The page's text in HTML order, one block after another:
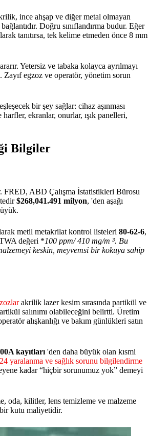
ince ahşap ve diğer metal olmayan
Doğru sınıflandırma budur. Eğer
tanıtırsa, tek kelime etmeden önce 8 mm
Yetersiz ve tabaka kolayca ayrılmayı
egzoz ve operatör, yönetim sorun
bir şey sağlar: cihaz aşınması
ekranlar, onurlar, ışık panelleri,
Bilgiler
FRED, ABD Çalışma İstatistikleri Bürosu
$268,041.491 milyon, 'den aşağı
metil metakrilat kontrol listeleri 80-62-6,
değeri *100 ppm/ 410 mg/m ³. Bu
keskin, meyvemsi bir kokuya sahip
akrilik lazer kesim sırasında partikül ve
salınımı olabileceğini belirtti. Üretim
alışkanlığı ve bakım günlükleri satın
kayıtları 'den daha büyük olan kısmi
yaralanma ve sağlık sorunu bilgilendirme
kadar “hiçbir sorunumuz yok” demeyi
oda, kilitler, lens temizleme ve malzeme
kutu maliyetidir.